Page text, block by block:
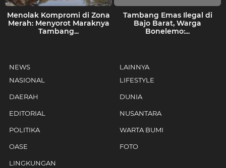
Menolak Kompromi di Zona
Merah: Menyorot Maraknya
Tambang...
Tambang Emas Ilegal di
Bajo Barat, Warga
Bonelemo:...
NEWS
NASIONAL
DAERAH
EDITORIAL
POLITIKA
OASE
LINGKUNGAN
LAINNYA
LIFESTYLE
DUNIA
NUSANTARA
WARTA BUMI
FOTO